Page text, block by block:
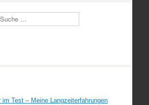
Suchen
im Test – Meine Langzeiterfahrungen